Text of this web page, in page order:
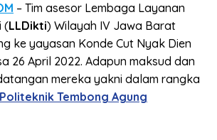
– Tim asesor Lembaga Layanan
(LLDikti) Wilayah IV Jawa Barat
ke yayasan Konde Cut Nyak Dien
26 April 2022. Adapun maksud dan
mereka yakni dalam rangka
Politeknik Tembong Agung